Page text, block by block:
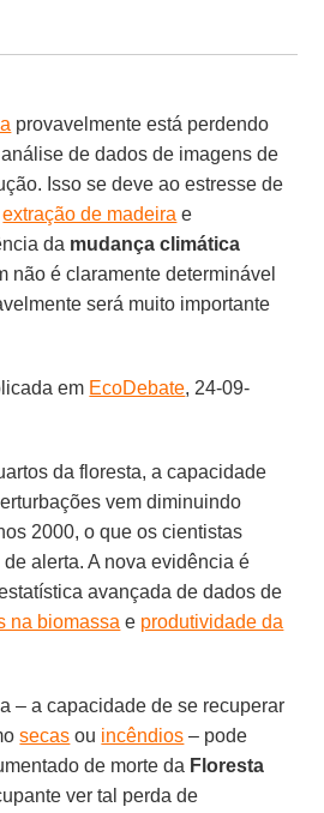
provavelmente está perdendo
de dados de imagens de
Isso se deve ao estresse de
extração de madeira e
da mudança climática
não é claramente determinável
será muito importante
em EcoDebate, 24-09-
da floresta, a capacidade
vem diminuindo
2000, o que os cientistas
alerta. A nova evidência é
avançada de dados de
na biomassa e produtividade da
– a capacidade de se recuperar
secas ou incêndios – pode
de morte da Floresta
ver tal perda de